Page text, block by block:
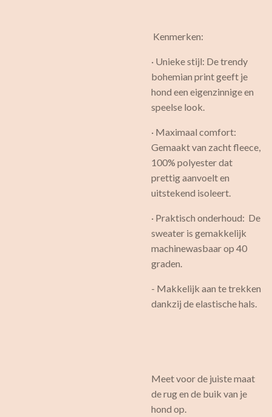
Kenmerken:
· Unieke stijl: De trendy
bohemian print geeft je
hond een eigenzinnige en
speelse look.
· Maximaal comfort:
Gemaakt van zacht fleece,
100% polyester dat
prettig aanvoelt en
uitstekend isoleert.
· Praktisch onderhoud: De
sweater is gemakkelijk
machinewasbaar op 40
graden.
- Makkelijk aan te trekken
dankzij de elastische hals.
Meet voor de juiste maat
de rug en de buik van je
hond op.